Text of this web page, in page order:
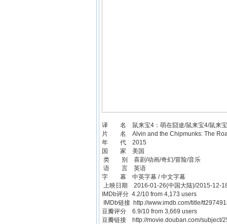
译 名 鼠来宝4：萌在囧途/鼠来宝4/鼠来宝
片 名 Alvin and the Chipmunks: The
年 代 2015
国 家 美国
类 别 喜剧/动画/奇幻/冒险/音乐
语 言 英语
字 幕 中英字幕 / 中文字幕
上映日期 2016-01-26(中国大陆)/2015-12-
IMDb评分 4.2/10 from 4,173 users
IMDb链接 http://www.imdb.com/title/
豆瓣评分 6.9/10 from 3,669 users
豆瓣链接
http://movie.douban.com/subject/